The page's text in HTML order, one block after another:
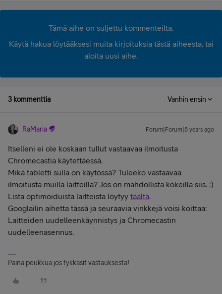
Tämä aihe on suljettu kommenteilta.
Käytä hakua löytääksesi muita kirjoituksia tästä aiheesta, tai
aloita uusi aihe.
3 kommenttia Vanhin ensin
RaMaria Forum|Forum|8 years ago
Itselleni ei ole koskaan tullut vastaavaa ilmoitusta
Chromecastia käytettäessä.
Mikä tabletti sulla on käytössä? Tuleeko vastaavaa
ilmoitusta muilla laitteilla? Jos on mahdollista kokeilla siis. :)
Lista optimoiduista laitteista löytyy täältä.
Googlailin aihetta tässä ja seuraavia vinkkejä voisi koittaa:
Laitteiden uudelleenkäynnistys ja Chromecastin
uudelleenasennus.
Paina peukkua jos tykkäsit vastauksesta!